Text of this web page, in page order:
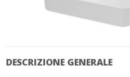
DESCRIZIONE GENERALE